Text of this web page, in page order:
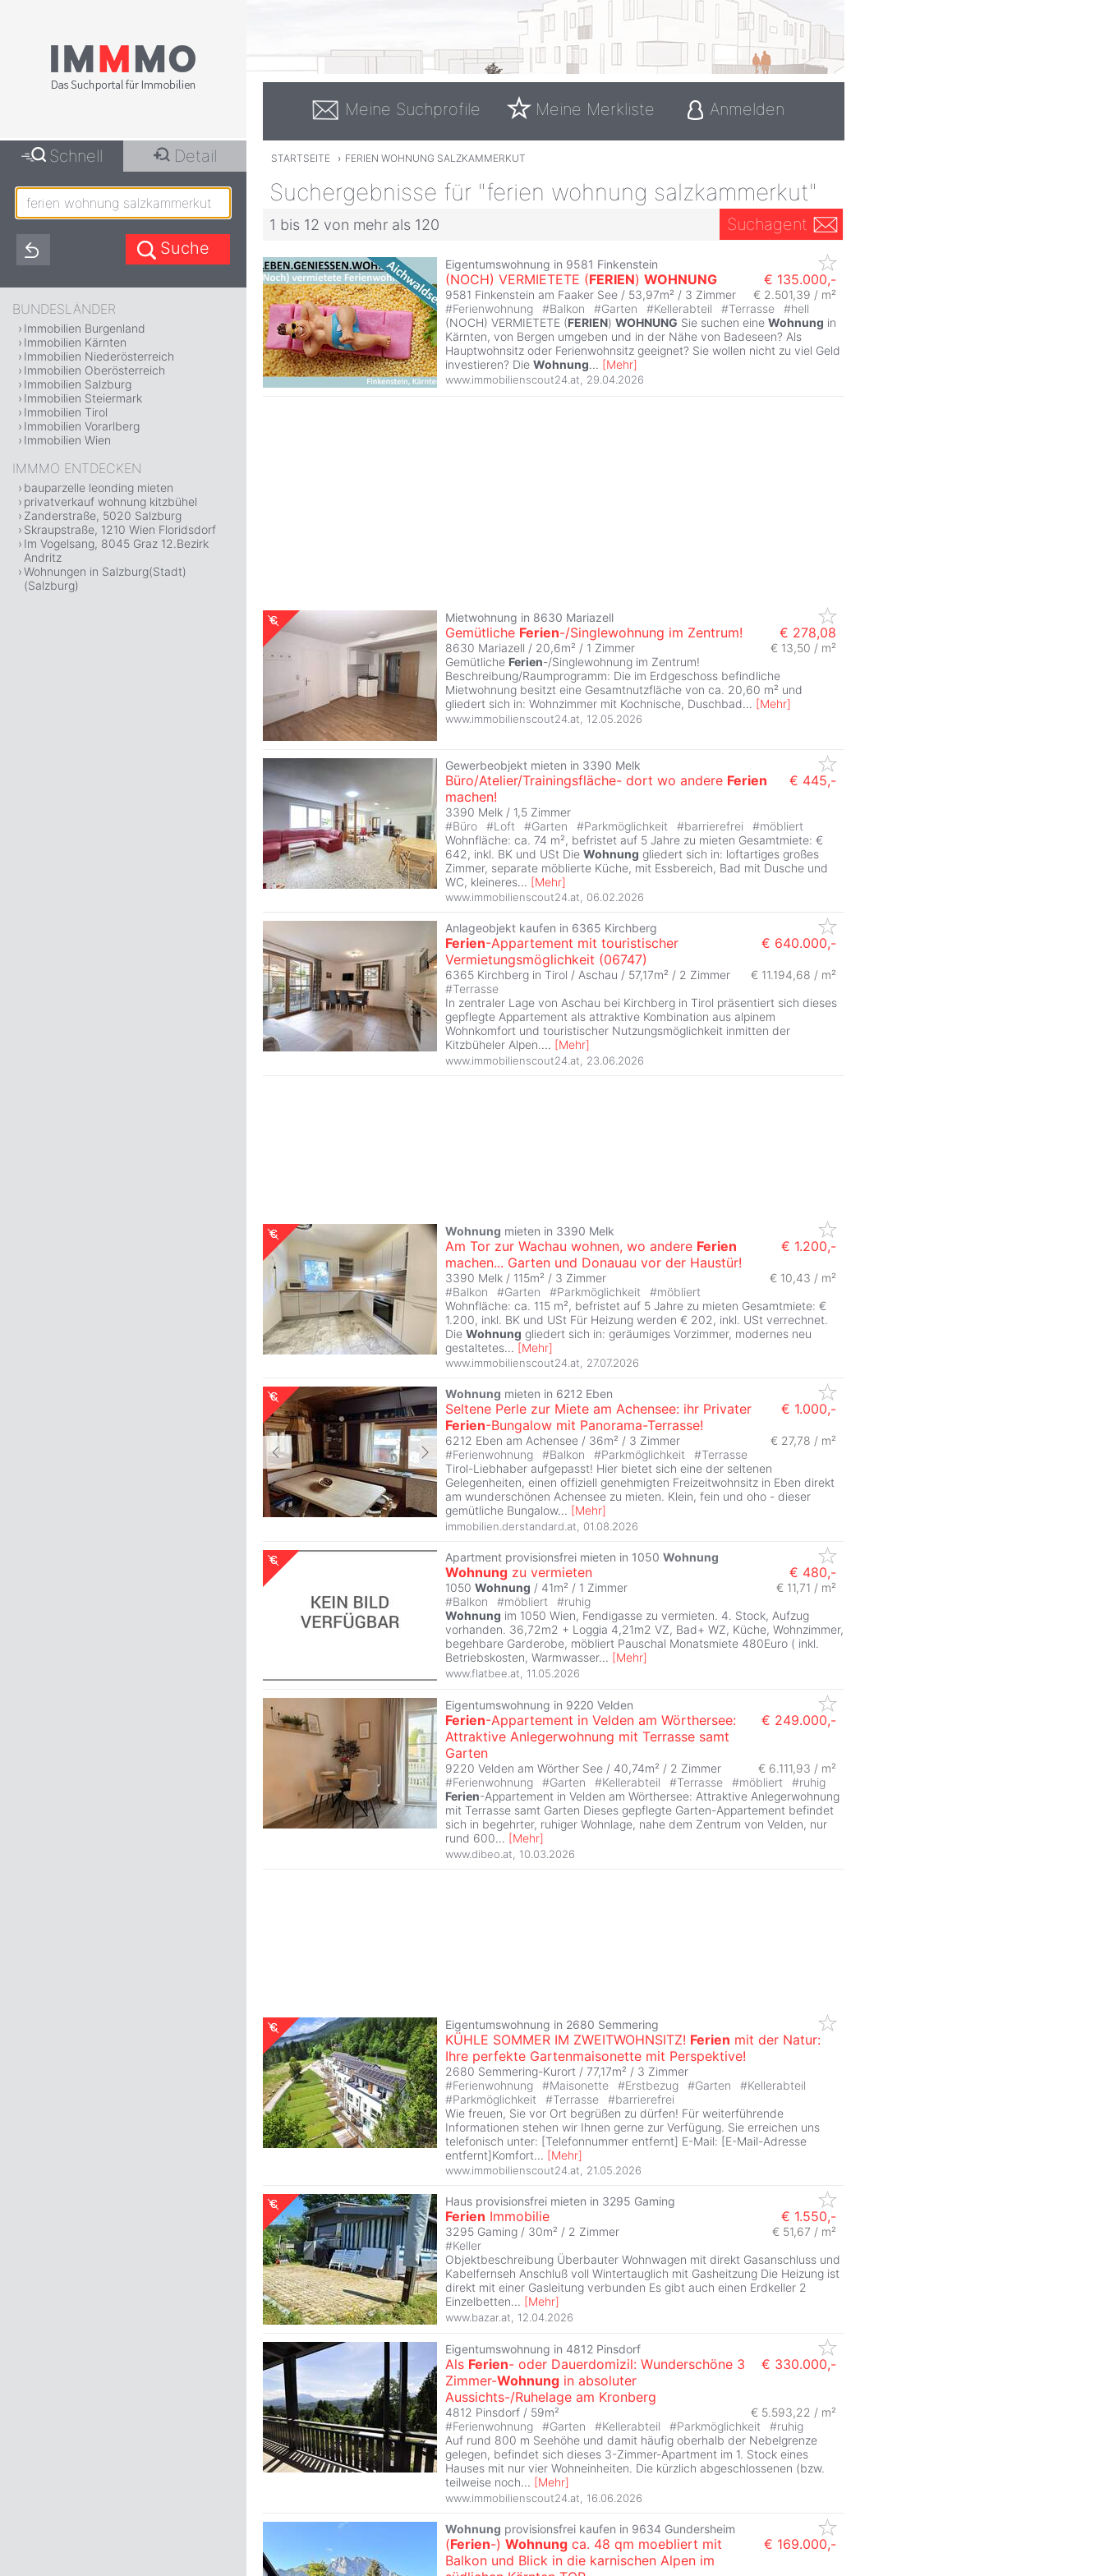
Meine Suchprofile Meine Merkliste Anmelden
STARTSEITE › FERIEN WOHNUNG SALZKAMMERKUT
Suchergebnisse für "ferien wohnung salzkammerkut"
1 bis 12 von mehr als 120 Suchagent
Eigentumswohnung in 9581 Finkenstein
(NOCH) VERMIETETE (FERIEN) WOHNUNG € 135.000,-
9581 Finkenstein am Faaker See / 53,97m² / 3 Zimmer
€ 2.501,39 / m²
#Ferienwohnung #Balkon #Garten #Kellerabteil #Terrasse #hell
(NOCH) VERMIETETE (FERIEN) WOHNUNG Sie suchen eine Wohnung in
Kärnten, von Bergen umgeben und in der Nähe von Badeseen? Als
Hauptwohnsitz oder Ferienwohnsitz geeignet? Sie wollen nicht zu viel Geld
investieren? Die Wohnung... [Mehr]
www.immobilienscout24.at 29.04.2026
Mietwohnung in 8630 Mariazell
Gemütliche Ferien-/Singlewohnung im Zentrum! € 278,08
8630 Mariazell / 20,6m² / 1 Zimmer
€ 13,50 / m²
Gemütliche Ferien-/Singlewohnung im Zentrum!
Beschreibung/Raumprogramm: Die im Erdgeschoss befindliche
Mietwohnung besitzt eine Gesamtnutzfläche von ca. 20,60 m² und
gliedert sich in: Wohnzimmer mit Kochnische, Duschbad... [Mehr]
www.immobilienscout24.at 12.05.2026
Gewerbeobjekt mieten in 3390 Melk
Büro/Atelier/Trainingsfläche- dort wo andere Ferien
machen!
€ 445,-
3390 Melk / 1,5 Zimmer
#Büro #Loft #Garten #Parkmöglichkeit #barrierefrei #möbliert
Wohnfläche: ca. 74 m², befristet auf 5 Jahre zu mieten Gesamtmiete: €
642, inkl. BK und USt Die Wohnung gliedert sich in: loftartiges großes
Zimmer, separate möblierte Küche, mit Essbereich, Bad mit Dusche und
WC, kleineres... [Mehr]
www.immobilienscout24.at 06.02.2026
Anlageobjekt kaufen in 6365 Kirchberg
Ferien-Appartement mit touristischer
Vermietungsmöglichkeit (06747)
€ 640.000,-
6365 Kirchberg in Tirol / Aschau / 57,17m² / 2 Zimmer
€ 11.194,68 / m²
#Terrasse
In zentraler Lage von Aschau bei Kirchberg in Tirol präsentiert sich dieses
gepflegte Appartement als attraktive Kombination aus alpinem
Wohnkomfort und touristischer Nutzungsmöglichkeit inmitten der
Kitzbüheler Alpen.... [Mehr]
www.immobilienscout24.at 23.06.2026
Wohnung mieten in 3390 Melk
Am Tor zur Wachau wohnen, wo andere Ferien
machen... Garten und Donauau vor der Haustür!
€ 1.200,-
3390 Melk / 115m² / 3 Zimmer
€ 10,43 / m²
#Balkon #Garten #Parkmöglichkeit #möbliert
Wohnfläche: ca. 115 m², befristet auf 5 Jahre zu mieten Gesamtmiete: €
1.200, inkl. BK und USt Für Heizung werden € 202, inkl. USt verrechnet.
Die Wohnung gliedert sich in: geräumiges Vorzimmer, modernes neu
gestaltetes... [Mehr]
www.immobilienscout24.at, 27.07.2026
Wohnung mieten in 6212 Eben
Seltene Perle zur Miete am Achensee: ihr Privater
Ferien-Bungalow mit Panorama-Terrasse!
€ 1.000,-
6212 Eben am Achensee / 36m² / 3 Zimmer € 27,78 / m²
#Ferienwohnung #Balkon #Parkmöglichkeit #Terrasse
Tirol-Liebhaber aufgepasst! Hier bietet sich eine der seltenen
Gelegenheiten, einen offiziell genehmigten Freizeitwohnsitz in Eben direkt
am wunderschönen Achensee zu mieten. Klein, fein und oho - dieser
gemütliche Bungalow... [Mehr]
immobilien.derstandard.at 01.08.2026
Apartment provisionsfrei mieten in 1050 Wohnung
Wohnung zu vermieten € 480,-
1050 Wohnung / 41m² / 1 Zimmer
€ 11,71 / m²
#Balkon #möbliert #ruhig
Wohnung im 1050 Wien, Fendigasse zu vermieten. 4. Stock, Aufzug
vorhanden. 36,72m2 + Loggia 4,21m2 VZ, Bad+ WZ, Küche, Wohnzimmer,
begehbare Garderobe, möbliert Pauschal Monatsmiete 480Euro ( inkl.
Betriebskosten, Warmwasser... [Mehr]
www.flatbee.at 11.05.2026
Eigentumswohnung in 9220 Velden
Ferien-Appartement in Velden am Wörthersee:
Attraktive Anlegerwohnung mit Terrasse samt
Garten
€ 249.000,-
9220 Velden am Wörther See / 40,74m² / 2 Zimmer
€ 6.111,93 / m²
#Ferienwohnung #Garten #Kellerabteil #Terrasse #möbliert #ruhig
Ferien-Appartement in Velden am Wörthersee: Attraktive Anlegerwohnung
mit Terrasse samt Garten Dieses gepflegte Garten-Appartement befindet
sich in begehrter, ruhiger Wohnlage, nahe dem Zentrum von Velden, nur
rund 600... [Mehr]
www.dibeo.at 10.03.2026
Eigentumswohnung in 2680 Semmering
KÜHLE SOMMER IM ZWEITWOHNSITZ! Ferien mit der Natur:
Ihre perfekte Gartenmaisonette mit Perspektive!
2680 Semmering-Kurort / 77,17m² / 3 Zimmer
#Ferienwohnung #Maisonette #Erstbezug #Garten #Kellerabteil
#Parkmöglichkeit #Terrasse #barrierefrei
Wie freuen, Sie vor Ort begrüßen zu dürfen! Für weiterführende
Informationen stehen wir Ihnen gerne zur Verfügung. Sie erreichen uns
telefonisch unter: [Telefonnummer entfernt] E-Mail: [E-Mail-Adresse
entfernt]Komfort... [Mehr]
www.immobilienscout24.at 21.05.2026
Haus provisionsfrei mieten in 3295 Gaming
Ferien Immobilie € 1.550,-
3295 Gaming / 30m² / 2 Zimmer
€ 51,67 / m²
#Keller
Objektbeschreibung Überbauter Wohnwagen mit direkt Gasanschluss und
Kabelfernseh Anschluß voll Wintertauglich mit Gasheitzung Die Heizung ist
direkt mit einer Gasleitung verbunden Es gibt auch einen Erdkeller 2
Einzelbetten... [Mehr]
www.bazar.at 12.04.2026
Eigentumswohnung in 4812 Pinsdorf
Als Ferien- oder Dauerdomizil: Wunderschöne 3
Zimmer-Wohnung in absoluter
Aussichts-/Ruhelage am Kronberg
€ 330.000,-
4812 Pinsdorf / 59m²
€ 5.593,22 / m²
#Ferienwohnung #Garten #Kellerabteil #Parkmöglichkeit #ruhig
Auf rund 800 m Seehöhe und damit häufig oberhalb der Nebelgrenze
gelegen, befindet sich dieses 3-Zimmer-Apartment im 1. Stock eines
Hauses mit nur vier Wohneinheiten. Die kürzlich abgeschlossenen (bzw.
teilweise noch... [Mehr]
www.immobilienscout24.at 16.06.2026
Wohnung provisionsfrei kaufen in 9634 Gundersheim
(Ferien-) Wohnung ca. 48 qm moebliert mit
Balkon und Blick in die karnischen Alpen im
€ 169.000,-
Schnell Detail
BUNDESLÄNDER
Immobilien Burgenland
Immobilien Kärnten
Immobilien Niederösterreich
Immobilien Oberösterreich
Immobilien Salzburg
Immobilien Steiermark
Immobilien Tirol
Immobilien Vorarlberg
Immobilien Wien
IMMMO ENTDECKEN
bauparzelle leonding mieten
privatverkauf wohnung kitzbühel
Zanderstraße, 5020 Salzburg
Skraupstraße, 1210 Wien Floridsdorf
Im Vogelsang, 8045 Graz 12.Bezirk
Andritz
Wohnungen in Salzburg(Stadt)
(Salzburg)